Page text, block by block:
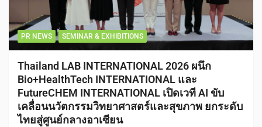
PR NEWS SEMINAR & EXHIBITIONS
Thailand LAB INTERNATIONAL 2026 ผนึก
Bio+HealthTech INTERNATIONAL และ
FutureCHEM INTERNATIONAL เปิดเวที AI ขับ
เคลื่อนนวัตกรรมวิทยาศาสตร์และสุขภาพ ยกระดับ
ไทยสู่ศูนย์กลางอาเซียน